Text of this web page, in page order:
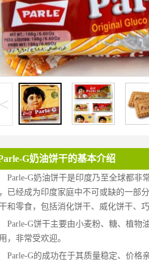
<
G奶油饼干的基本介绍
Parle-G奶油饼干是印度乃至全球都非
已经成为印度家庭中不可或缺的一部
和零食，包括消化饼干、威化饼干、
Parle-G饼干主要由小麦粉、糖、植物
，非常受欢迎。
Parle-G的成功在于其质量稳定、价格